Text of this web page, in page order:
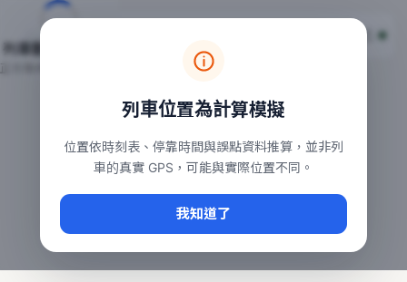
台鐵列車即時位置地圖
本頁顯示目前全台鐵運行中的列車位置，涵蓋自強、普悠瑪、
常用查詢：
、台中車站即時動態
台鐵即時動態
列車位置為計算模擬
位置依時刻表、停靠時間與誤點資料推算，並非列
車的真實 GPS，可能與實際位置不同。
我知道了
列車動態載入中…